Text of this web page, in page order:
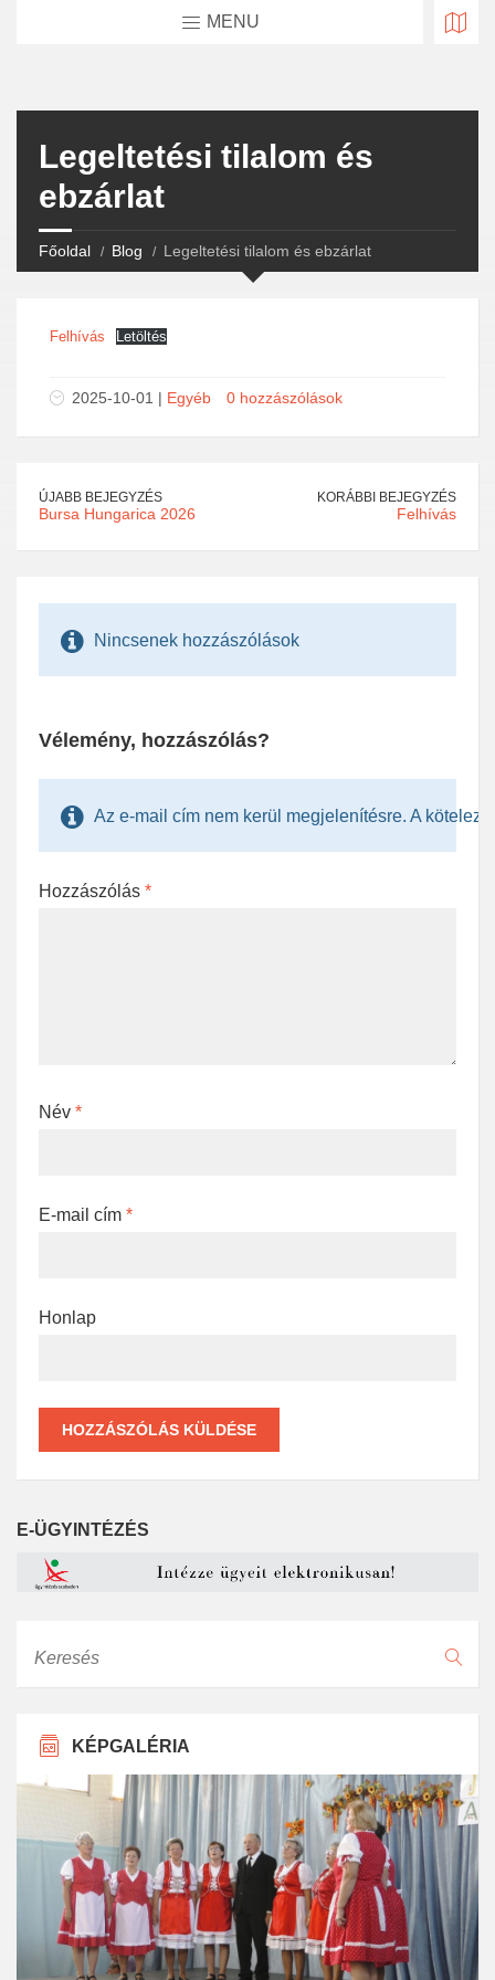
MENU
Legeltetési tilalom és
ebzárlat
Főoldal Blog Legeltetési tilalom és ebzárlat
Felhívás Letöltés
2025-10-01 | Egyéb 0 hozzászólások
ÚJABB BEJEGYZÉS
Bursa Hungarica 2026
KORÁBBI BEJEGYZÉS
Felhívás
Nincsenek hozzászólások
Vélemény, hozzászólás?
Az e-mail cím nem kerül megjelenítésre. A
Hozzászólás *
Név *
E-mail cím *
Honlap
E-ÜGYINTÉZÉS
KÉPGALÉRIA